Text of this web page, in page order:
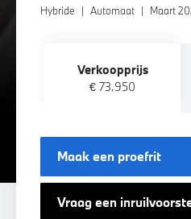
Hybride | Automaat | Maart
Verkoopprijs
€ 73.950
Maak een proefrit
Vraag een